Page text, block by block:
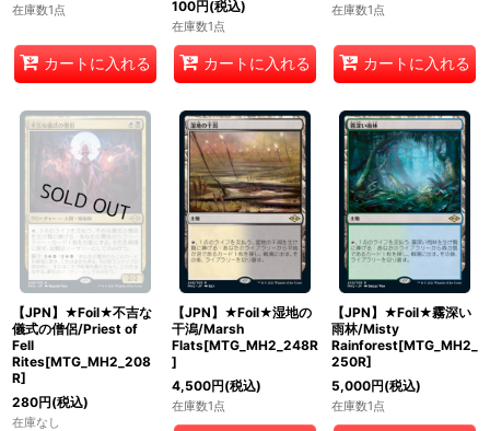
在庫数1点
カートに入れる
100円(税込)
在庫数1点
カートに入れる
在庫数1点
カートに入れる
【JPN】★Foil★不吉な
儀式の僧侶/Priest of
Fell
Rites[MTG_MH2_208
R]
280円(税込)
在庫なし
【JPN】★Foil★湿地の
干潟/Marsh
Flats[MTG_MH2_248R
]
4,500円(税込)
在庫数1点
【JPN】★Foil★霧深い
雨林/Misty
Rainforest[MTG_MH2_
250R]
5,000円(税込)
在庫数1点